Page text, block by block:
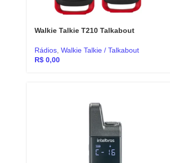
Walkie Talkie T210 Talkabout
Rádios, Walkie Talkie / Talkabout
R$0,00